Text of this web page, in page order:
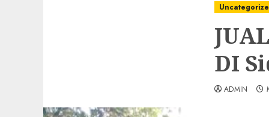
DI
ADMIN